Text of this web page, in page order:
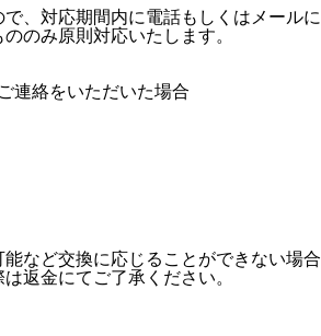
、対応期間内に電話もしくはメールに
のみ原則対応いたします。
連絡をいただいた場合
能など交換に応じることができない場合
返金にてご了承ください。